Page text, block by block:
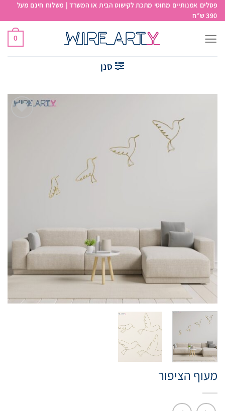
פסלים אמנותיים מחוטי מתכת לקישוט הבית או המשרד | משלוח חינם מעל
390 ש״ח
0
סנן
מעוף הציפור